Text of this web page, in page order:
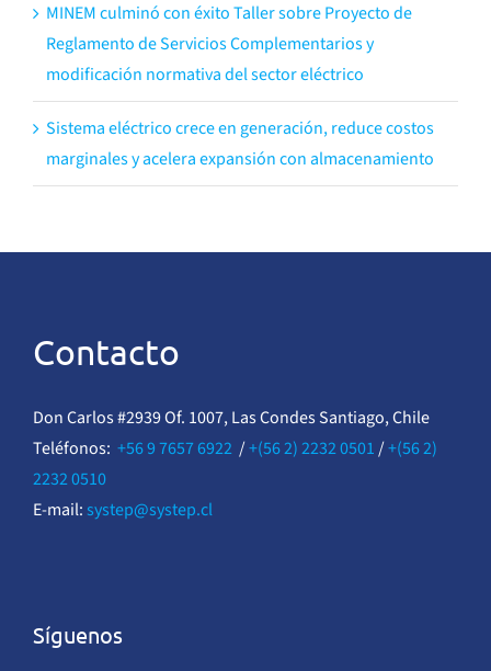
MINEM culminó con éxito Taller sobre Proyecto de
Reglamento de Servicios Complementarios y
modificación normativa del sector eléctrico
Sistema eléctrico crece en generación, reduce costos
marginales y acelera expansión con almacenamiento
Contacto
Don Carlos #2939 Of. 1007, Las Condes Santiago, Chile
Teléfonos: +56 9 7657 6922/+(56 2) 2232 0501/+(56 2)
2232 0510
E-mail: systep@systep.cl
Síguenos